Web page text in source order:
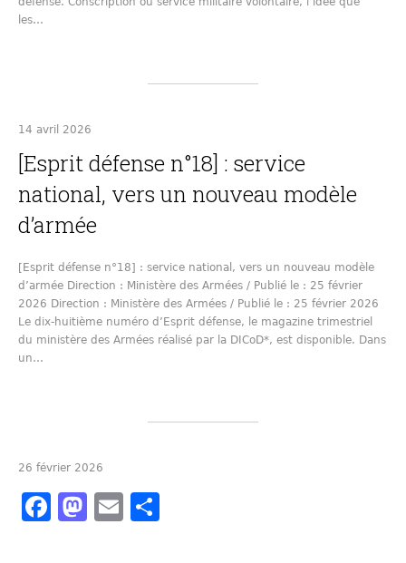
les…
14 avril 2026
[Esprit défense n°18] : service
national, vers un nouveau modèle
d’armée
[Esprit défense n°18] : service national, vers un nouveau modèle
d’armée Direction : Ministère des Armées / Publié le : 25 février
2026 Direction : Ministère des Armées / Publié le : 25 février 2026
Le dix-huitième numéro d’Esprit défense, le magazine trimestriel
du ministère des Armées réalisé par la DICoD*, est disponible. Dans
un…
26 février 2026
Facebook
Mastodon
Email